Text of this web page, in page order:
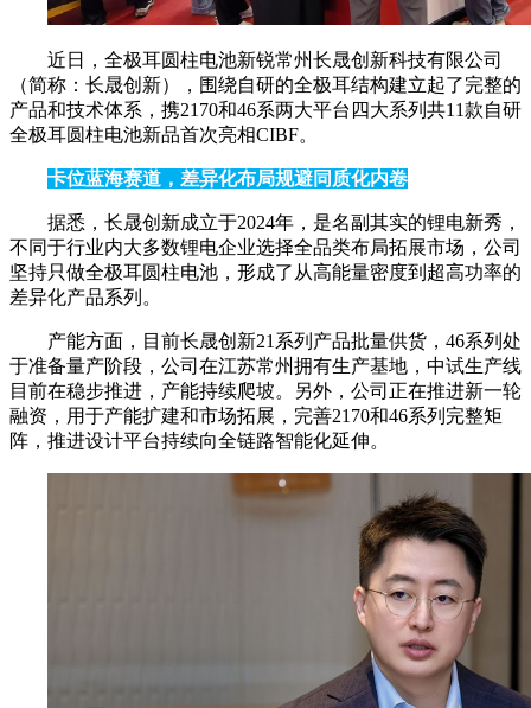
近日，全极耳圆柱电池新锐常州长晟创新科技有限公司
（简称：长晟创新），围绕自研的全极耳结构建立起了完整的
产品和技术体系，携2170和46系两大平台四大系列共11款自研
全极耳圆柱电池新品首次亮相CIBF。
卡位蓝海赛道，差异化布局规避同质化内卷
据悉，长晟创新成立于2024年，是名副其实的锂电新秀，
不同于行业内大多数锂电企业选择全品类布局拓展市场，公司
坚持只做全极耳圆柱电池，形成了从高能量密度到超高功率的
差异化产品系列。
产能方面，目前长晟创新21系列产品批量供货，46系列处
于准备量产阶段，公司在江苏常州拥有生产基地，中试生产线
目前在稳步推进，产能持续爬坡。另外，公司正在推进新一轮
融资，用于产能扩建和市场拓展，完善2170和46系列完整矩
阵，推进设计平台持续向全链路智能化延伸。